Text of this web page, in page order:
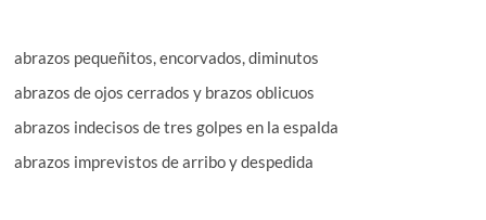
abrazos pequeñitos, encorvados, diminutos
abrazos de ojos cerrados y brazos oblicuos
abrazos indecisos de tres golpes en la espalda
abrazos imprevistos de arribo y despedida